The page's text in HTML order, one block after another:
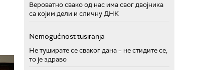
Вероватно свако од нас има свог двојника
са којим дели и сличну ДНК
Nemogućnost tusiranja
Не туширате се сваког дана – не стидите се,
то је здраво